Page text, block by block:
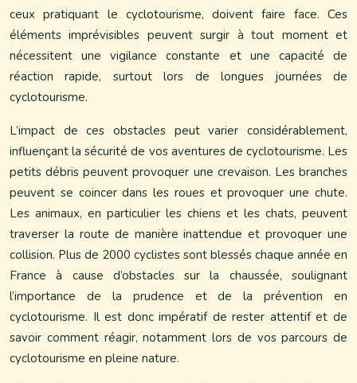
ceux pratiquant le cyclotourisme, doivent faire face. Ces
éléments imprévisibles peuvent surgir à tout moment et
nécessitent une vigilance constante et une capacité de
réaction rapide, surtout lors de longues journées de
cyclotourisme.
L’impact de ces obstacles peut varier considérablement,
influençant la sécurité de vos aventures de cyclotourisme. Les
petits débris peuvent provoquer une crevaison. Les branches
peuvent se coincer dans les roues et provoquer une chute.
Les animaux, en particulier les chiens et les chats, peuvent
traverser la route de manière inattendue et provoquer une
collision. Plus de 2000 cyclistes sont blessés chaque année en
France à cause d’obstacles sur la chaussée, soulignant
l’importance de la prudence et de la prévention en
cyclotourisme. Il est donc impératif de rester attentif et de
savoir comment réagir, notamment lors de vos parcours de
cyclotourisme en pleine nature.